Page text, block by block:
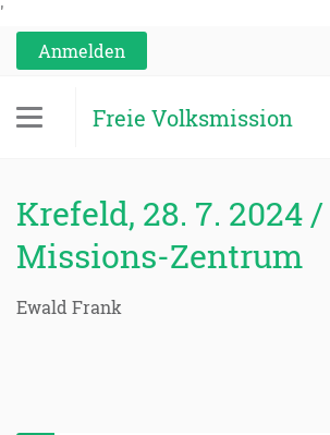
'
Anmelden
Freie Volksmission
Krefeld, 28. 7. 2024 /
Missions-Zentrum
Ewald Frank